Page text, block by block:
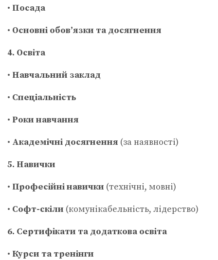
• Посада
• Основні обов’язки та досягнення
4. Освіта
• Навчальний заклад
• Спеціальність
• Роки навчання
• Академічні досягнення (за наявності)
5. Навички
• Професійні навички (технічні, мовні)
• Софт-скіли (комунікабельність, лідерство)
6. Сертифікати та додаткова освіта
• Курси та тренінги